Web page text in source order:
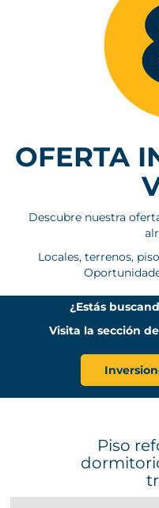
OFERTA
Descubre nuestra
Locales, terrenos,
¿Estás
Visita la sección
Piso